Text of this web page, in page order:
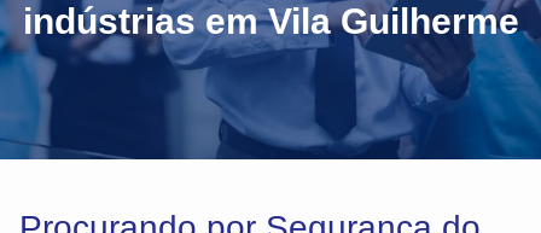
indústrias em Vila Guilherme